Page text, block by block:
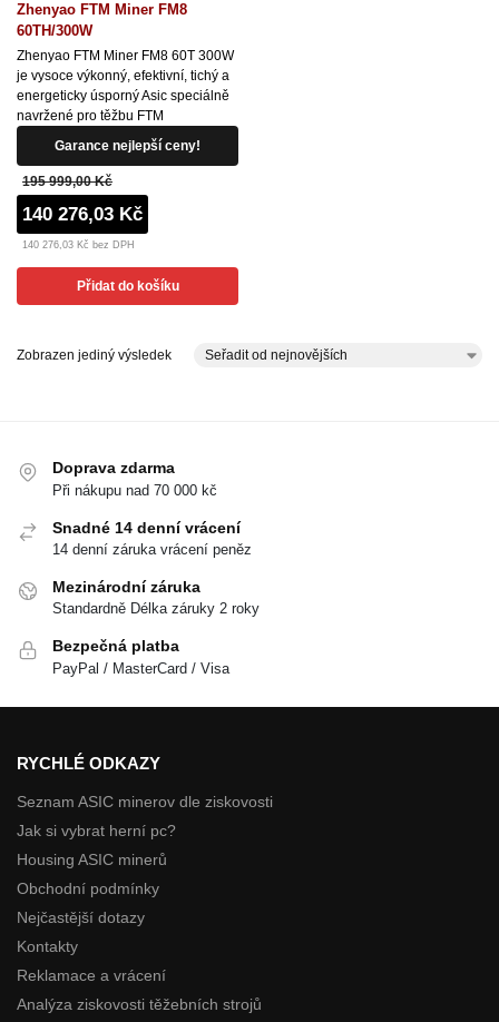
Zhenyao FTM Miner FM8
60TH/300W
Zhenyao FTM Miner FM8 60T 300W
je vysoce výkonný, efektivní, tichý a
energeticky úsporný Asic speciálně
navržené pro těžbu FTM
Garance nejlepší ceny!
195 999,00 Kč
140 276,03 Kč
140 276,03 Kč bez DPH
Přidat do košíku
Zobrazen jediný výsledek
Doprava zdarma
Při nákupu nad 70 000 kč
Snadné 14 denní vrácení
14 denní záruka vrácení peněz
Mezinárodní záruka
Standardně Délka záruky 2 roky
Bezpečná platba
PayPal / MasterCard / Visa
RYCHLÉ ODKAZY
Seznam ASIC minerov dle ziskovosti
Jak si vybrat herní pc?
Housing ASIC minerů
Obchodní podmínky
Nejčastější dotazy
Kontakty
Reklamace a vrácení
Analýza ziskovosti těžebních strojů